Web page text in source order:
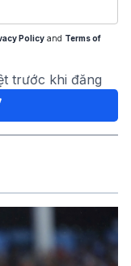
Policy and Terms of
trước khi đăng